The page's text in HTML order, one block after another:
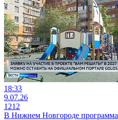
18:33
9.07.26
1212
В Нижнем Новгороде